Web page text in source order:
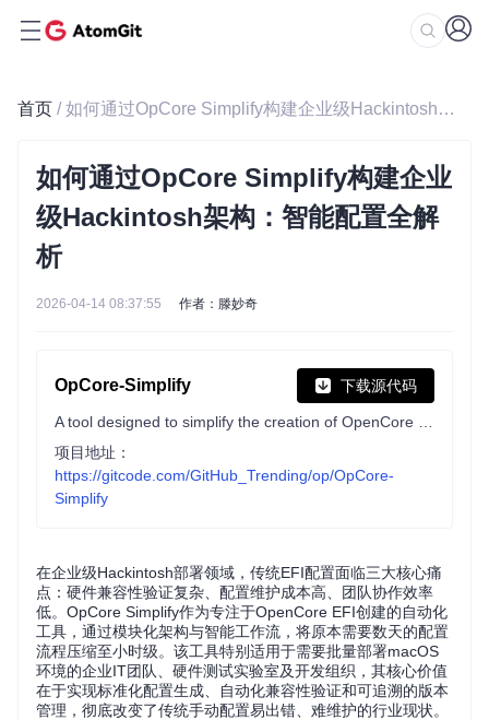
首页 / 如何通过OpCore Simplify构建企业级Hackintosh架构：智能配置全解析
如何通过OpCore Simplify构建企业
级Hackintosh架构：智能配置全解
析
2026-04-14 08:37:55 作者：滕妙奇
OpCore-Simplify 下载源代码
项目地址：
https://gitcode.com/GitHub_Trending/op/OpCore-
Simplify
在企业级Hackintosh部署领域，传统EFI配置面临三大核心痛
点：硬件兼容性验证复杂、配置维护成本高、团队协作效率
低。OpCore Simplify作为专注于OpenCore EFI创建的自动化
工具，通过模块化架构与智能工作流，将原本需要数天的配置
流程压缩至小时级。该工具特别适用于需要批量部署macOS
环境的企业IT团队、硬件测试实验室及开发组织，其核心价值
在于实现标准化配置生成、自动化兼容性验证和可追溯的版本
管理，彻底改变了传统手动配置易出错、难维护的行业现状。